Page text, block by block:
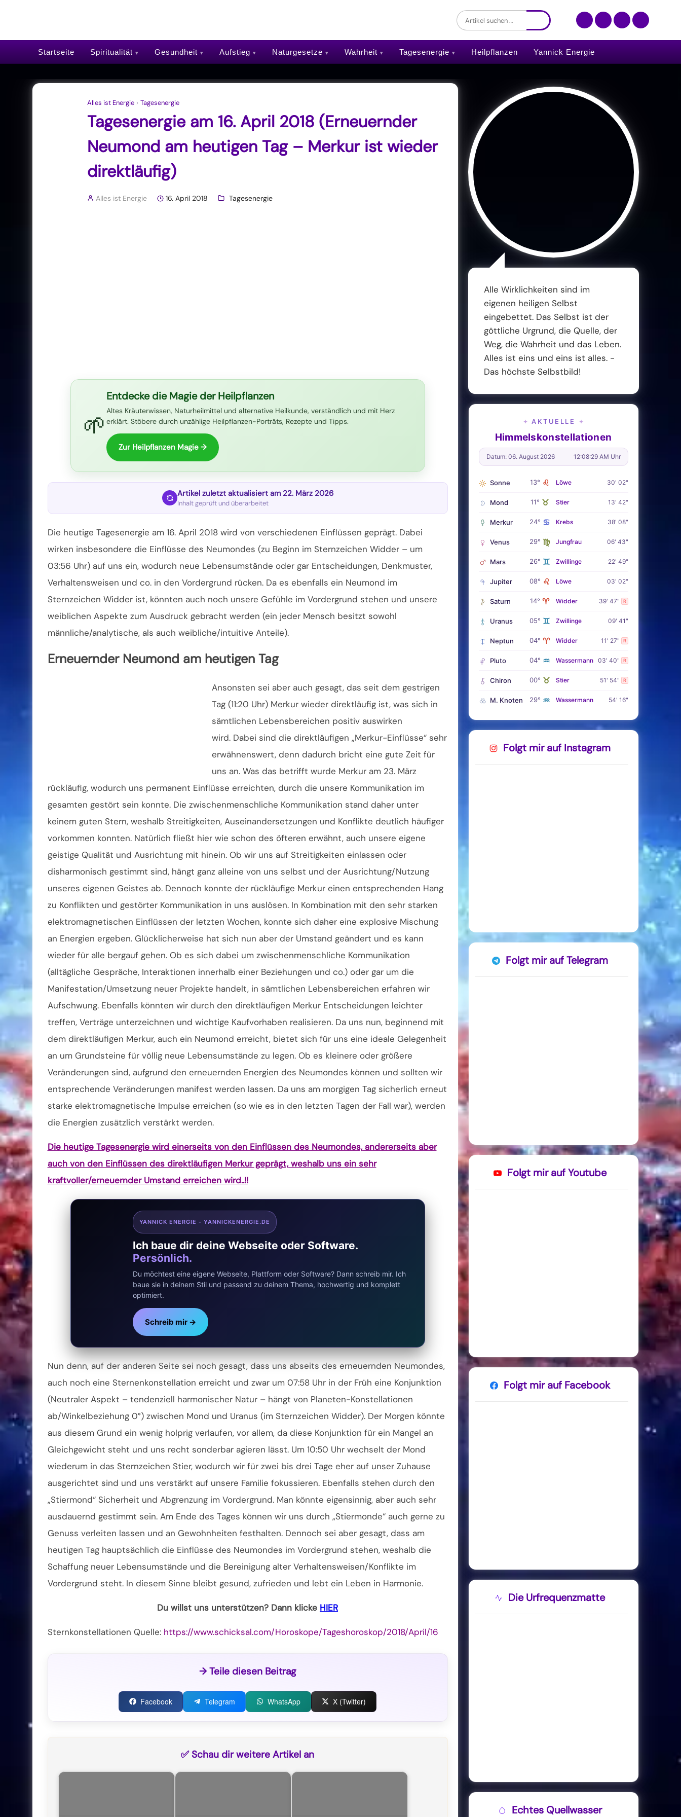
Startseite Spiritualität Gesundheit Aufstieg Naturgesetze Wahrheit Tagesenergie Heilpflanzen Yannick Energie
Alles ist Energie › Tagesenergie
Tagesenergie am 16. April 2018 (Erneuernder
Neumond am heutigen Tag – Merkur ist wieder
direktläufig)
Alles ist Energie 16. April 2018 Tagesenergie
🌱
Entdecke die Magie der Heilpflanzen
Altes Kräuterwissen, Naturheilmittel und alternative Heilkunde, verständlich und mit Herz
erklärt. Stöbere durch unzählige Heilpflanzen-Porträts, Rezepte und Tipps.
Zur Heilpflanzen Magie →
Artikel zuletzt aktualisiert am 22. März 2026
Inhalt geprüft und überarbeitet
Die heutige Tagesenergie am 16. April 2018 wird von verschiedenen Einflüssen geprägt. Dabei
wirken insbesondere die Einflüsse des Neumondes (zu Beginn im Sternzeichen Widder – um
03:56 Uhr) auf uns ein, wodurch neue Lebensumstände oder gar Entscheidungen, Denkmuster,
Verhaltensweisen und co. in den Vordergrund rücken. Da es ebenfalls ein Neumond im
Sternzeichen Widder ist, könnten auch noch unsere Gefühle im Vordergrund stehen und unsere
weiblichen Aspekte zum Ausdruck gebracht werden (ein jeder Mensch besitzt sowohl
männliche/analytische, als auch weibliche/intuitive Anteile).
Erneuernder Neumond am heutigen Tag
Ansonsten sei aber auch gesagt, das seit dem gestrigen
Tag (11:20 Uhr) Merkur wieder direktläufig ist, was sich in
sämtlichen Lebensbereichen positiv auswirken
wird. Dabei sind die direktläufigen „Merkur-Einflüsse“ sehr
erwähnenswert, denn dadurch bricht eine gute Zeit für
uns an. Was das betrifft wurde Merkur am 23. März
rückläufig, wodurch uns permanent Einflüsse erreichten, durch die unsere Kommunikation im
gesamten gestört sein konnte. Die zwischenmenschliche Kommunikation stand daher unter
keinem guten Stern, weshalb Streitigkeiten, Auseinandersetzungen und Konflikte deutlich häufiger
vorkommen konnten. Natürlich fließt hier wie schon des öfteren erwähnt, auch unsere eigene
geistige Qualität und Ausrichtung mit hinein. Ob wir uns auf Streitigkeiten einlassen oder
disharmonisch gestimmt sind, hängt ganz alleine von uns selbst und der Ausrichtung/Nutzung
unseres eigenen Geistes ab. Dennoch konnte der rückläufige Merkur einen entsprechenden Hang
zu Konflikten und gestörter Kommunikation in uns auslösen. In Kombination mit den sehr starken
elektromagnetischen Einflüssen der letzten Wochen, konnte sich daher eine explosive Mischung
an Energien ergeben. Glücklicherweise hat sich nun aber der Umstand geändert und es kann
wieder für alle bergauf gehen. Ob es sich dabei um zwischenmenschliche Kommunikation
(alltägliche Gespräche, Interaktionen innerhalb einer Beziehungen und co.) oder gar um die
Manifestation/Umsetzung neuer Projekte handelt, in sämtlichen Lebensbereichen erfahren wir
Aufschwung. Ebenfalls könnten wir durch den direktläufigen Merkur Entscheidungen leichter
treffen, Verträge unterzeichnen und wichtige Kaufvorhaben realisieren. Da uns nun, beginnend mit
dem direktläufigen Merkur, auch ein Neumond erreicht, bietet sich für uns eine ideale Gelegenheit
an um Grundsteine für völlig neue Lebensumstände zu legen. Ob es kleinere oder größere
Veränderungen sind, aufgrund den erneuernden Energien des Neumondes können und sollten wir
entsprechende Veränderungen manifest werden lassen. Da uns am morgigen Tag sicherlich erneut
starke elektromagnetische Impulse erreichen (so wie es in den letzten Tagen der Fall war), werden
die Energien zusätzlich verstärkt werden.
Die heutige Tagesenergie wird einerseits von den Einflüssen des Neumondes, andererseits aber
auch von den Einflüssen des direktläufigen Merkur geprägt, weshalb uns ein sehr
kraftvoller/erneuernder Umstand erreichen wird..!!
YANNICK ENERGIE - YANNICKENERGIE.DE
Ich baue dir deine Webseite oder Software.
Persönlich.
Du möchtest eine eigene Webseite, Plattform oder Software? Dann schreib mir. Ich
baue sie in deinem Stil und passend zu deinem Thema, hochwertig und komplett
optimiert.
Schreib mir →
Nun denn, auf der anderen Seite sei noch gesagt, dass uns abseits des erneuernden Neumondes,
auch noch eine Sternenkonstellation erreicht und zwar um 07:58 Uhr in der Früh eine Konjunktion
(Neutraler Aspekt – tendenziell harmonischer Natur – hängt von Planeten-Konstellationen
ab/Winkelbeziehung 0°) zwischen Mond und Uranus (im Sternzeichen Widder). Der Morgen könnte
aus diesem Grund ein wenig holprig verlaufen, vor allem, da diese Konjunktion für ein Mangel an
Gleichgewicht steht und uns recht sonderbar agieren lässt. Um 10:50 Uhr wechselt der Mond
wiederum in das Sternzeichen Stier, wodurch wir für zwei bis drei Tage eher auf unser Zuhause
ausgerichtet sind und uns verstärkt auf unsere Familie fokussieren. Ebenfalls stehen durch den
„Stiermond“ Sicherheit und Abgrenzung im Vordergrund. Man könnte eigensinnig, aber auch sehr
ausdauernd gestimmt sein. Am Ende des Tages können wir uns durch „Stiermonde“ auch gerne zu
Genuss verleiten lassen und an Gewohnheiten festhalten. Dennoch sei aber gesagt, dass am
heutigen Tag hauptsächlich die Einflüsse des Neumondes im Vordergrund stehen, weshalb die
Schaffung neuer Lebensumstände und die Bereinigung alter Verhaltensweisen/Konflikte im
Vordergrund steht. In diesem Sinne bleibt gesund, zufrieden und lebt ein Leben in Harmonie.
Du willst uns unterstützen? Dann klicke HIER
Sternkonstellationen Quelle: https://www.schicksal.com/Horoskope/Tageshoroskop/2018/April/16
→ Teile diesen Beitrag
Facebook Telegram WhatsApp X (Twitter)
✅ Schau dir weitere Artikel an
Alle Wirklichkeiten sind im
eigenen heiligen Selbst
eingebettet. Das Selbst ist der
göttliche Urgrund, die Quelle, der
Weg, die Wahrheit und das Leben.
Alles ist eins und eins ist alles. -
Das höchste Selbstbild!
✦ AKTUELLE ✦
Himmelskonstellationen
Datum: 06. August 2026 12:08:30 AM Uhr
Sonne 13° ♌ Löwe 30' 02"
Mond 11° ♉ Stier 13' 42"
Merkur 24° ♋ Krebs 38' 08"
Venus 29° ♍ Jungfrau 06' 43"
Mars 26° ♊ Zwillinge 22' 49"
Jupiter 08° ♌ Löwe 03' 02"
Saturn 14° ♈ Widder 39' 47" R
Uranus 05° ♊ Zwillinge 09' 41"
Neptun 04° ♈ Widder 11' 27" R
Pluto 04° ♒ Wassermann 03' 40" R
Chiron 00° ♉ Stier 51' 54" R
M. Knoten 29° ♒ Wassermann 54' 16"
Folgt mir auf Instagram
Folgt mir auf Telegram
Folgt mir auf Youtube
Folgt mir auf Facebook
Die Urfrequenzmatte
Echtes Quellwasser